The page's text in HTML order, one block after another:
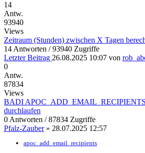
14
Antw.
93940
Views
Zeitraum (Stunden) zwischen X Tagen
14 Antworten / 93940 Zugriffe
Letzter Beitrag 26.08.2025 10:07 von
0
Antw.
87834
Views
BADI
durchlaufen
0 Antworten / 87834 Zugriffe
Pfalz-Zauber» 28.07.2025 12:57
apoc_add_email_recipients